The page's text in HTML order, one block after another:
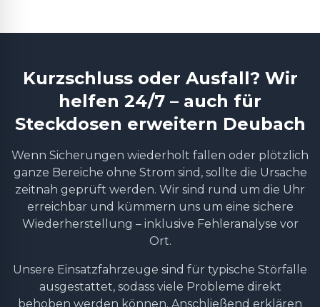
Kurzschluss oder Ausfall? Wir
helfen 24/7 – auch für
Steckdosen erweitern Deubach
Wenn Sicherungen wiederholt fallen oder plötzlich
ganze Bereiche ohne Strom sind, sollte die Ursache
zeitnah geprüft werden. Wir sind rund um die Uhr
erreichbar und kümmern uns um eine sichere
Wiederherstellung – inklusive Fehleranalyse vor
Ort.
Unsere Einsatzfahrzeuge sind für typische Störfälle
ausgestattet, sodass viele Probleme direkt
behoben werden können. Anschließend erklären